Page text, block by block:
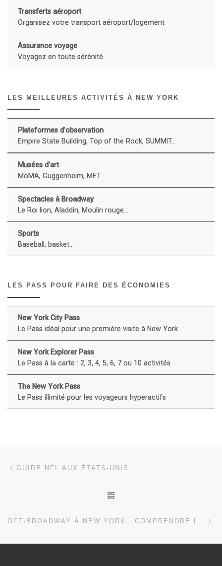
Transferts aéroport
Organisez votre transport aéroport/logement
Assurance voyage
Voyagez en toute sérénité
LES MEILLEURES ACTIVITÉS À NEW YORK
Plateformes d'observation
Empire State Building, Top of the Rock, SUMMIT...
Musées d'art
MoMA, Guggenheim, MET...
Spectacles à Broadway
Le Roi lion, Aladdin, Moulin rouge...
Sports
Baseball, basket...
LES PASS POUR FAIRE DES ÉCONOMIES
New York City Pass
Le Pass idéal pour une première visite à New York
New York Explorer Pass
Le Pass à la carte : 2, 3, 4, 5, 6, 7 ou 10 activités
The New York Pass
Le Pass illimité pour les voyageurs hyperactifs
GUIDE NFL AUX ÉTATS-UNIS